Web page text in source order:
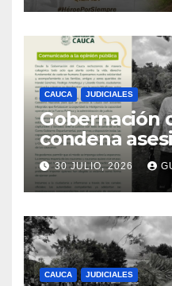
CAUCA JUDICIALES
Gobernación
condena
ciudadanos y exige medidas
urgentes al
Nacional
30 JULIO, 2026
CAUCA JUDICIALES